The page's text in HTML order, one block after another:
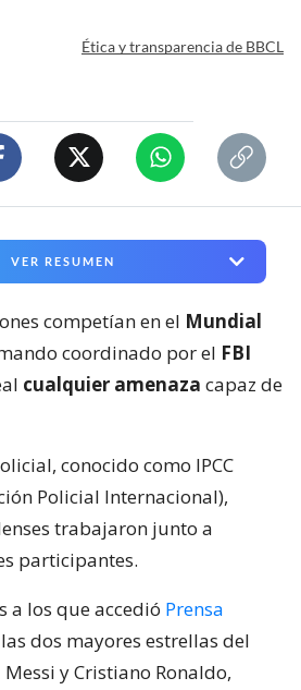
Ética y transparencia de BBCL
VER RESUMEN
competían en el Mundial
coordinado por el FBI
cualquier amenaza capaz de
conocido como IPCC
Policial Internacional),
trabajaron junto a
participantes.
a los que accedió Prensa
dos mayores estrellas del
y Cristiano Ronaldo,